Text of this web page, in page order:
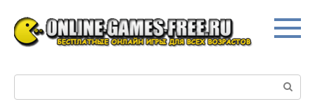
контенту
Поиск: